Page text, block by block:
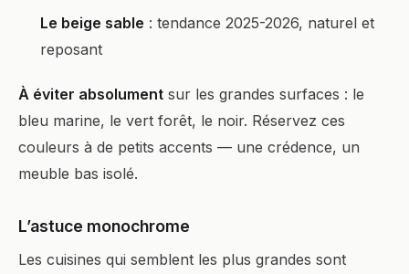
Le beige sable : tendance 2025-2026, naturel et
reposant
À éviter absolument sur les grandes surfaces : le
bleu marine, le vert forêt, le noir. Réservez ces
couleurs à de petits accents — une crédence, un
meuble bas isolé.
L’astuce monochrome
Les cuisines qui semblent les plus grandes sont